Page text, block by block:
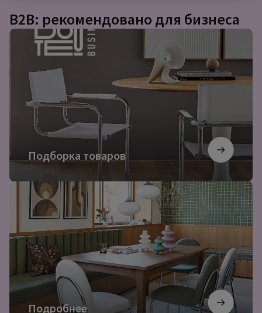
B2B: рекомендовано для бизнеса
Подборка товаров
Подборка
товаров
Подробнее
Подробнее